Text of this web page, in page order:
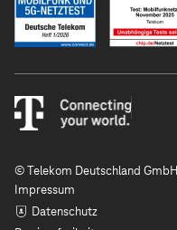
© Telekom Deutschland GmbH
Impressum
Datenschutz